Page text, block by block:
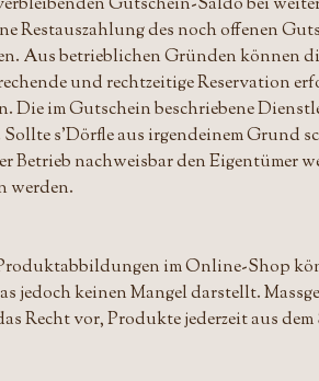
Gutschein-Saldo bei
Restauszahlung des noch offenen
Aus betrieblichen Gründen können
und rechtzeitige Reservation
Die im Gutschein beschriebene
s'Dörfle aus irgendeinem Grund
Betrieb nachweisbar den Eigentümer
werden.
im Online-Shop
jedoch keinen Mangel darstellt.
Recht vor, Produkte jederzeit aus